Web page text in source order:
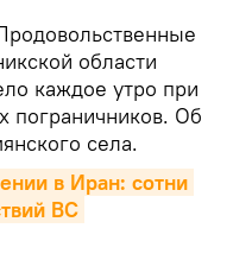
области
каждое утро при
пограничников. Об
села.
в Иран: сотни
ВС